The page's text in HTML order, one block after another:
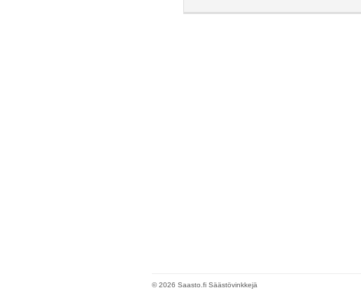
© 2026 Saasto.fi Säästövinkkejä